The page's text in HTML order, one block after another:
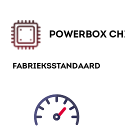
POWERBOX
FABRIEKSSTANDAARD